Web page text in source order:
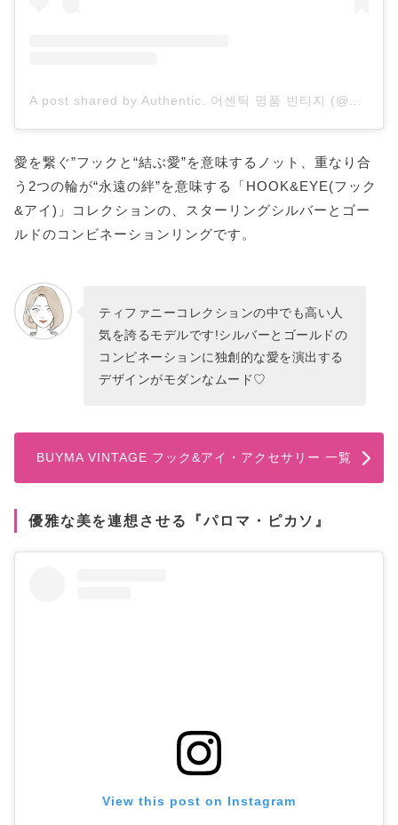
A post shared by Authentic. 어센틱 명품 빈티지 (@authentic.vtg)
愛を繋ぐ”フックと“結ぶ愛”を意味するノット、重なり合
う2つの輪が“永遠の絆”を意味する「HOOK&EYE(フック
&アイ)」コレクションの、スターリングシルバーとゴー
ルドのコンビネーションリングです。
ティファニーコレクションの中でも高い人
気を誇るモデルです!シルバーとゴールドの
コンビネーションに独創的な愛を演出する
デザインがモダンなムード♡
BUYMA VINTAGE フック&アイ・アクセサリー 一覧
優雅な美を連想させる『パロマ・ピカソ』
View this post on Instagram